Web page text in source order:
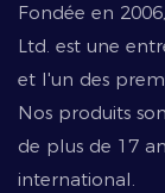
Fondée en
Ltd. est une
et l'un des
Nos produits
de plus de 17
international.